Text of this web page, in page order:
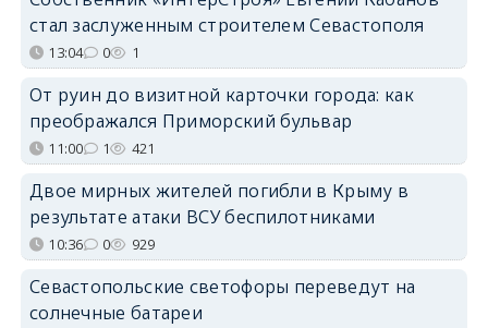
стал заслуженным строителем Севастополя
13:04 0 1
От руин до визитной карточки города: как
преображался Приморский бульвар
11:00 1 421
Двое мирных жителей погибли в Крыму в
результате атаки ВСУ беспилотниками
10:36 0 929
Севастопольские светофоры переведут на
солнечные батареи